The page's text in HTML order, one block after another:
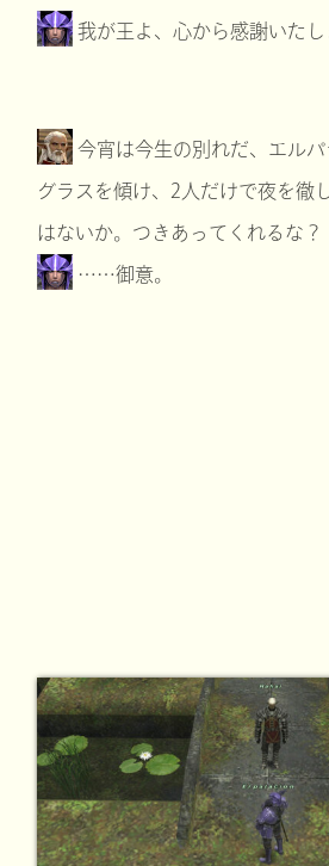
我が王よ、心から感謝いた
今宵は今生の別れだ、エル
グラスを傾け、2人だけで夜を徹
はないか。つきあってくれるな？
……御意。